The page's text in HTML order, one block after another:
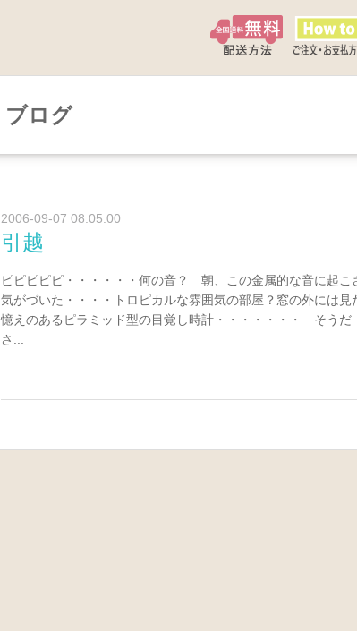
ブログ
2006-09-07 08:05:00
引越
ピピピピピ・・・・・・何の音？ 朝、この金属的な音に起こ
気がづいた・・・・トロピカルな雰囲気の部屋？窓の外には
憶えのあるピラミッド型の目覚し時計・・・・・・・ そう
さ...